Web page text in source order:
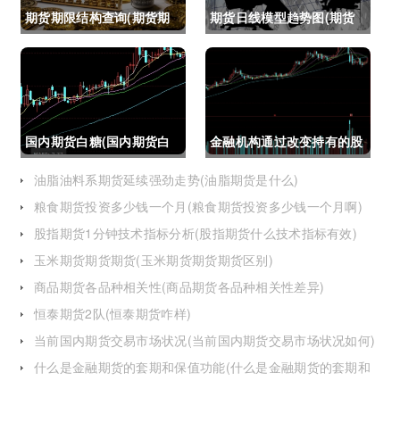
期货期限结构查询(期货期
限结构)
期货日线模型趋势图(期货
日线模型趋势图怎么看)
国内期货白糖(国内期货白
糖合约是怎么交割)
金融机构通过改变持有的股
指期货合约(股指期货合约
最长持有多久)
油脂油料系期货延续强劲走势(油脂期货是什么)
粮食期货投资多少钱一个月(粮食期货投资多少钱一个月啊)
股指期货1分钟技术指标分析(股指期货什么技术指标有效)
玉米期货期货期货(玉米期货期货期货区别)
商品期货各品种相关性(商品期货各品种相关性差异)
恒泰期货2队(恒泰期货咋样)
当前国内期货交易市场状况(当前国内期货交易市场状况如何)
什么是金融期货的套期和保值功能(什么是金融期货的套期和